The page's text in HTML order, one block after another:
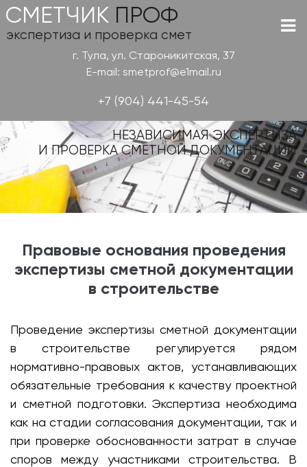
СМЕТЧИК ПРОФ
экспертиза и проверка смет
г. Тула, ул. Староникитская, 37
E-mail: smetprof@e1mail.ru
+7 (904) 441-45-54
НЕЗАВИСИМАЯ ЭКСПЕРТИЗА
И ПРОВЕРКА СМЕТНОЙ ДОКУМЕНТАЦИИ
Правовые основания проведения
экспертизы сметной документации
в строительстве
Проведение экспертизы сметной документации
в строительстве регулируется рядом
нормативно-правовых актов, устанавливающих
обязательные требования к качеству проектной
и сметной подготовки. Экспертиза необходима
как на стадии согласования документации, так и
при проверке обоснованности затрат в случае
споров между участниками строительства. В